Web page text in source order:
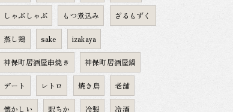
しゃぶしゃぶ もつ煮込み ざるもずく
蒸し鶏 sake izakaya
神保町居酒屋串焼き 神保町居酒屋鍋
デート レトロ 焼き鳥 老舗
懐かしい 駅ちか 冷製 冷酒